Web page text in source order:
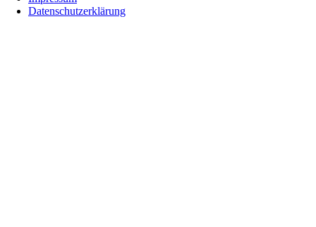
Datenschutzerklärung